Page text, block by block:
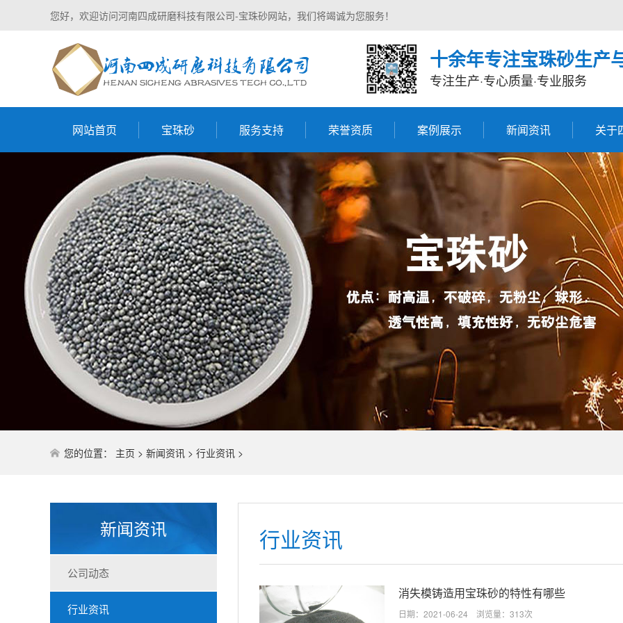
您好，欢迎访问河南四成研磨科技有限公司-宝珠砂网站，我们将竭诚为您服务！
十余年专注宝珠砂生产
专注生产·专心质量·专业服务
网站首页 宝珠砂 服务支持 荣誉资质 案例展示 新闻资讯 关于
您的位置： 主页 > 新闻资讯 > 行业资讯 >
新闻资讯
公司动态
行业资讯
行业资讯
消失模铸造用宝珠砂的特性有哪些
日期：2021-06-24 浏览量：313次